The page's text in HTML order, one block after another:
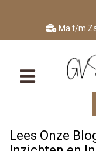
Ma t/m
Lees Onze